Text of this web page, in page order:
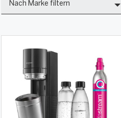
Nach Marke filtern